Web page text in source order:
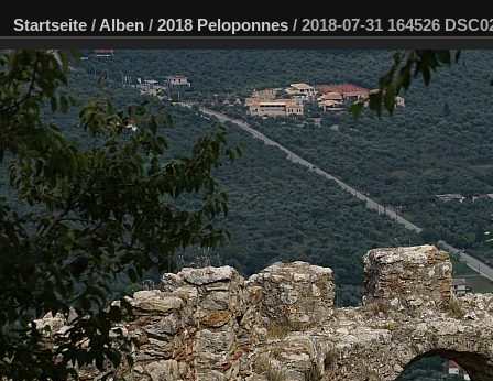
Startseite / Alben / 2018 Peloponnes / 2018-07-31 164526